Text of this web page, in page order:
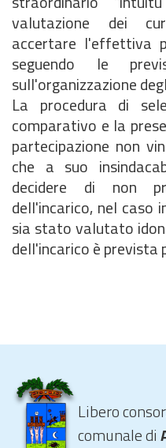
valutazione dei
accertare l'effettiva
seguendo le
sull'organizzazione
La procedura di
comparativo e la
partecipazione non
che a suo
decidere di non
dell'incarico, nel caso
sia stato valutato
dell'incarico è prevista
Libero
comunale di